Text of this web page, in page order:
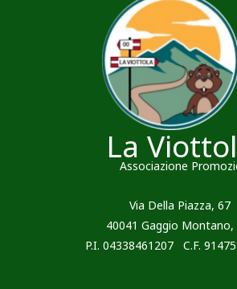
La
Associazione
Via Della Piazza, 67
40041 Gaggio Montano,
P.I. 04338461207 C.F.